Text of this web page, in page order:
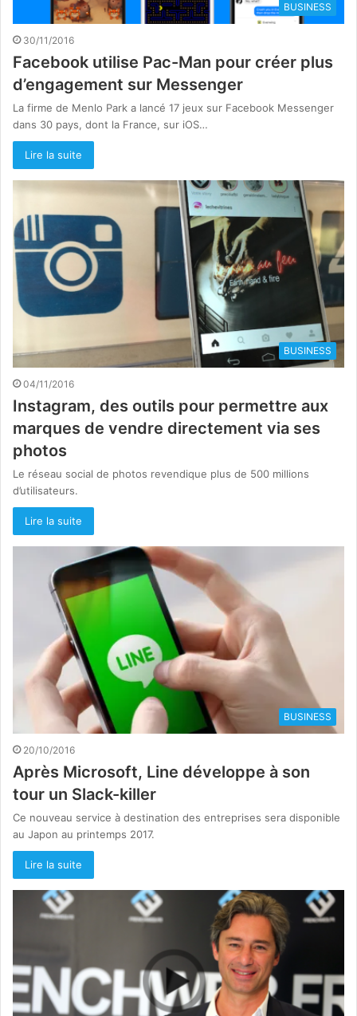
BUSINESS
30/11/2016
Facebook utilise Pac-Man pour créer plus
d’engagement sur Messenger
La firme de Menlo Park a lancé 17 jeux sur Facebook Messenger
dans 30 pays, dont la France, sur iOS…
Lire la suite
BUSINESS
04/11/2016
Instagram, des outils pour permettre aux
marques de vendre directement via ses
photos
Le réseau social de photos revendique plus de 500 millions
d’utilisateurs.
Lire la suite
BUSINESS
20/10/2016
Après Microsoft, Line développe à son
tour un Slack-killer
Ce nouveau service à destination des entreprises sera disponible
au Japon au printemps 2017.
Lire la suite